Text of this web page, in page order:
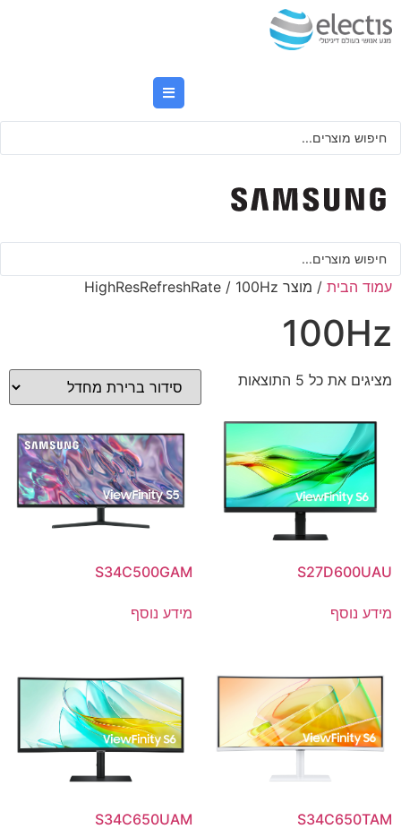
לתוכן
Search
Search
עמוד הבית / מוצר HighResRefreshRate / 100Hz
100Hz
מציגים את כל ⁦5⁩ התוצאות
S27D600UAU
מידע נוסף
S34C500GAM
מידע נוסף
S34C650TAM
S34C650UAM